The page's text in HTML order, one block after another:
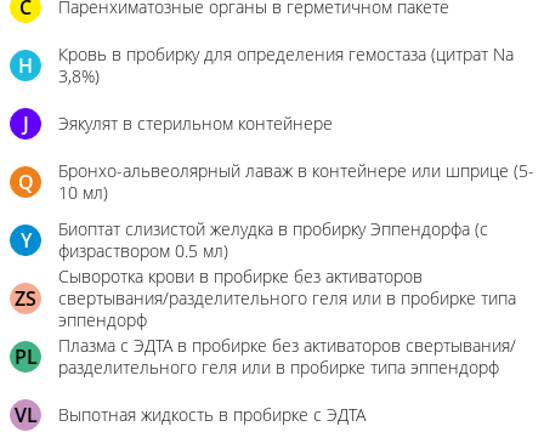
C Паренхиматозные органы в герметичном пакете
H
Кровь в пробирку для определения гемостаза (цитрат Na
3,8%)
J Эякулят в стерильном контейнере
Q
Бронхо-альвеолярный лаваж в контейнере или шприце (5-
10 мл)
Y
Биоптат слизистой желудка в пробирку Эппендорфа (с
физраствором 0.5 мл)
ZS
Сыворотка крови в пробирке без активаторов
свертывания/разделительного геля или в пробирке типа
эппендорф
PL
Плазма с ЭДТА в пробирке без активаторов свертывания/
разделительного геля или в пробирке типа эппендорф
VL Выпотная жидкость в пробирке с ЭДТА